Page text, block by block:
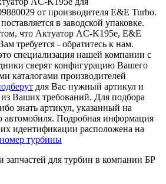
от производителя E&E Turbo.
в заводской упаковке.
что Актуатор AC-K195e, E&E
требуется - обратитесь к нам.
специализация нашей компании с
сверят конфигурацию Вашего
каталогами производителей
для Вас нужный артикул и
из Ваших требований. Для подбора
знать артикул, указанный на
автомобиля. Подробная информация
идентификации расположена на
турбины
для турбин в компании БР